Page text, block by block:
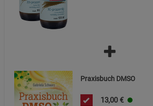
Praxisbuch DMSO
13,00 €